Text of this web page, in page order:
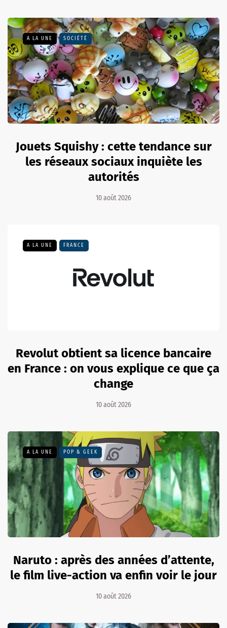
A LA UNE SOCIÉTÉ
Jouets Squishy : cette tendance sur
les réseaux sociaux inquiète les
autorités
10 août 2026
A LA UNE FRANCE
Revolut obtient sa licence bancaire
en France : on vous explique ce que ça
change
10 août 2026
A LA UNE POP & GEEK
Naruto : après des années d’attente,
le film live-action va enfin voir le jour
10 août 2026